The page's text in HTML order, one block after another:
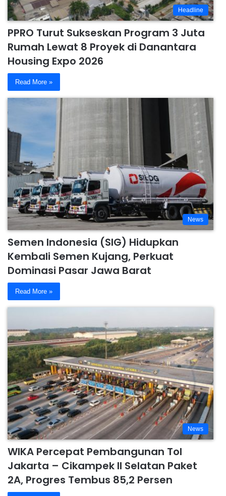
Headline
PPRO Turut Sukseskan Program 3 Juta
Rumah Lewat 8 Proyek di Danantara
Housing Expo 2026
Read More »
News
Semen Indonesia (SIG) Hidupkan
Kembali Semen Kujang, Perkuat
Dominasi Pasar Jawa Barat
Read More »
News
WIKA Percepat Pembangunan Tol
Jakarta – Cikampek II Selatan Paket
2A, Progres Tembus 85,2 Persen